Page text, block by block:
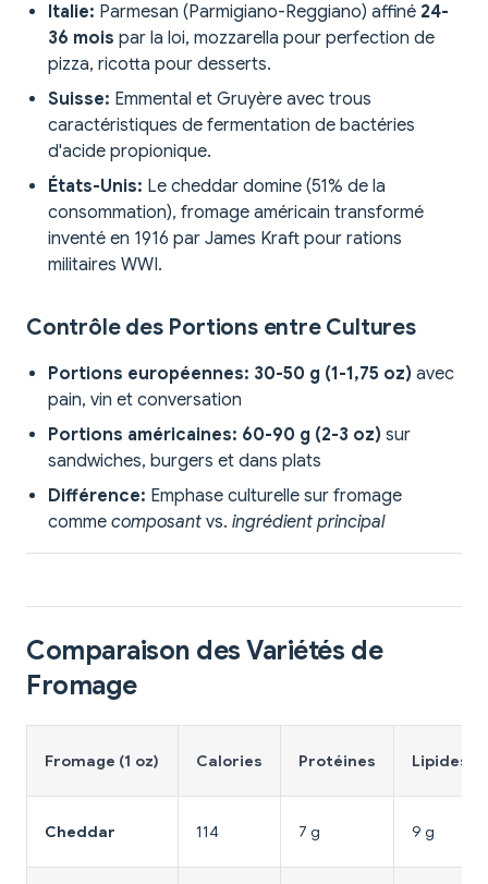
Italie: Parmesan (Parmigiano-Reggiano) affiné 24-
36 mois par la loi, mozzarella pour perfection de
pizza, ricotta pour desserts.
Suisse: Emmental et Gruyère avec trous
caractéristiques de fermentation de bactéries
d'acide propionique.
États-Unis: Le cheddar domine (51% de la
consommation), fromage américain transformé
inventé en 1916 par James Kraft pour rations
militaires WWI.
Contrôle des Portions entre Cultures
Portions européennes: 30-50 g (1-1,75 oz) avec
pain, vin et conversation
Portions américaines: 60-90 g (2-3 oz) sur
sandwiches, burgers et dans plats
Différence: Emphase culturelle sur fromage
comme composant vs. ingrédient principal
Comparaison des Variétés de
Fromage
Fromage (1 oz) Calories Protéines Lipides
Cheddar 114 7 g 9 g